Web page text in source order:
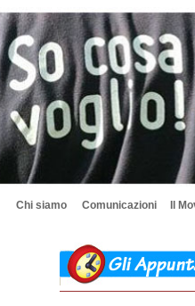
Chi siamo Comunicazioni Il